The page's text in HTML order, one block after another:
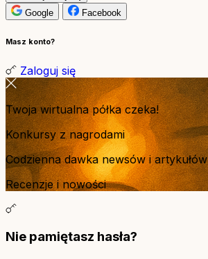
Google
Facebook
Masz konto?
Zaloguj się
Twoja wirtualna półka czeka!
Konkursy z nagrodami
Codzienna dawka newsów i artykułów
Recenzje i nowości
Nie pamiętasz hasła?